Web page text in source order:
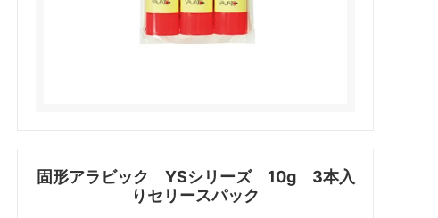
固形アラビック YSシリーズ 10g 3本入
りセリースパック